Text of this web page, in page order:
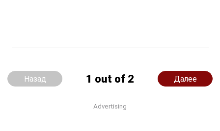
1 out of 2
Назад Далее
Advertising